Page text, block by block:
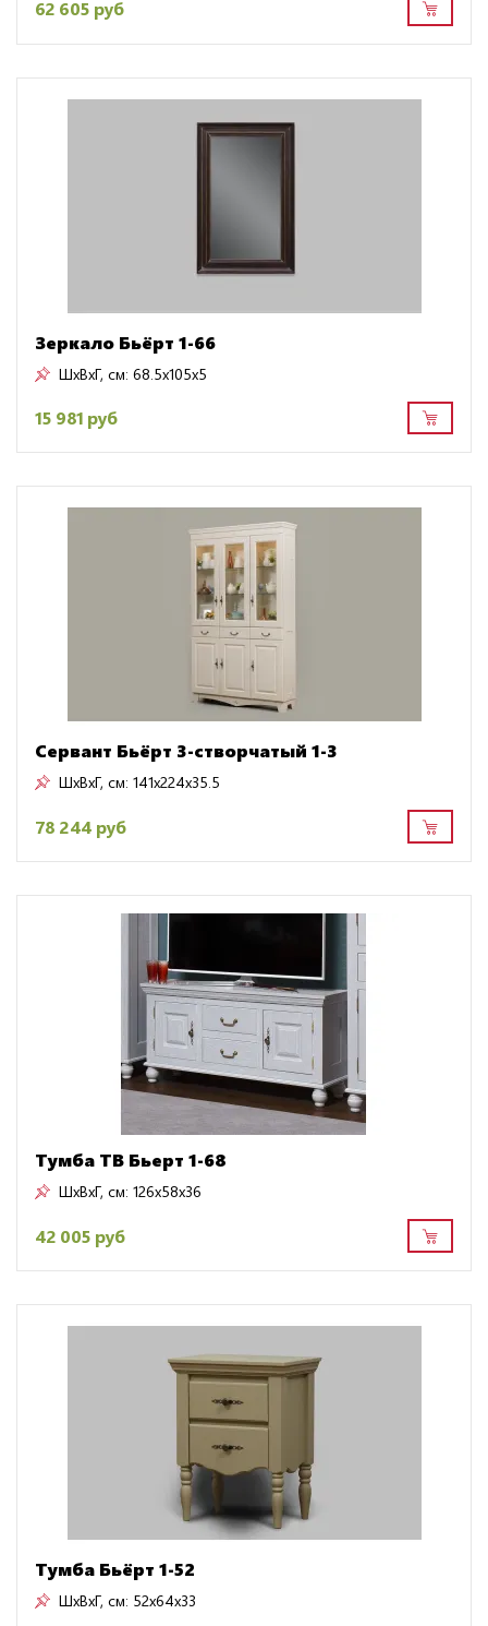
62 605 руб
Зеркало Бьёрт 1-66
ШxВxГ, см: 68.5x105x5
15 981 руб
Сервант Бьёрт 3-створчатый 1-3
ШxВxГ, см: 141x224x35.5
78 244 руб
Тумба ТВ Бьерт 1-68
ШxВxГ, см: 126x58x36
42 005 руб
Тумба Бьёрт 1-52
ШxВxГ, см: 52x64x33